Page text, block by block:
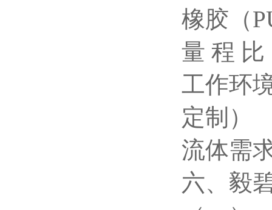
橡胶（
量 程 比
工作环
定制）
流体需
六、毅